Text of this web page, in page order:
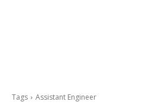
Tags Assistant Engineer